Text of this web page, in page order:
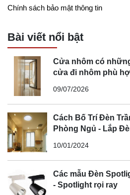
Chính sách bảo mật thông tin
Bài viết nổi bật
Cửa nhôm có
cửa đi nhôm phù
09/07/2026
Cách Bố Trí Đèn
Phòng Ngủ - Lắp
10/01/2024
Các mẫu Đèn
- Spotlight rọi ray